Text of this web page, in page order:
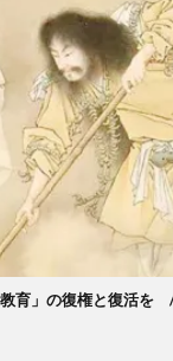
教育」の復権と復活